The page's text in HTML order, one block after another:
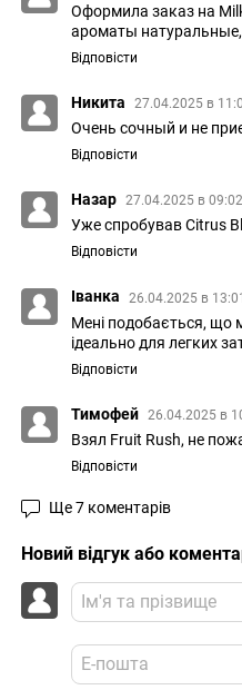
Оформила заказ на
ароматы
Відповісти
Никита 27.04.2025 в
Очень сочный и не
Відповісти
Назар 27.04.2025 в 09:02
Уже спробував Citrus
Відповісти
Іванка 26.04.2025 в
Мені подобається, що
ідеально для легких
Відповісти
Тимофей 26.04.2025 в
Взял Fruit Rush, не
Відповісти
Ще 7 коментарів
Новий відгук або